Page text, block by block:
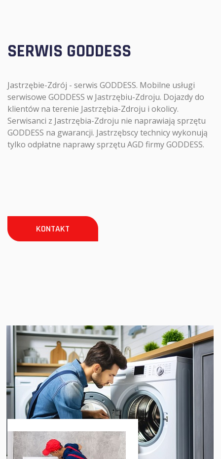
SERWIS GODDESS
Jastrzębie-Zdrój - serwis GODDESS. Mobilne usługi
serwisowe GODDESS w Jastrzębiu-Zdroju. Dojazdy do
klientów na terenie Jastrzębia-Zdroju i okolicy.
Serwisanci z Jastrzębia-Zdroju nie naprawiają sprzętu
GODDESS na gwarancji. Jastrzębscy technicy wykonują
tylko odpłatne naprawy sprzętu AGD firmy GODDESS.
KONTAKT